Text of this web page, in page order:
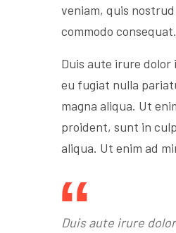
veniam, quis
commodo consequat.
Duis aute irure
eu fugiat nulla
magna aliqua. Ut
proident, sunt in
aliqua. Ut enim ad
Duis aute irure